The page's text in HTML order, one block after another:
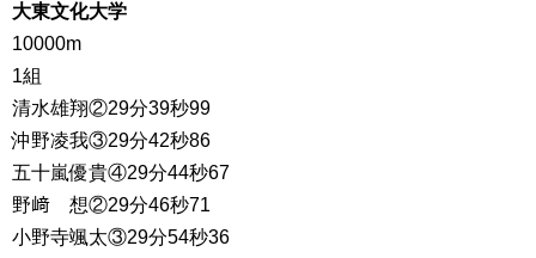
大東文化大学
10000m
1組
清水雄翔②29分39秒99
沖野凌我③29分42秒86
五十嵐優貴④29分44秒67
野﨑 想②29分46秒71
小野寺颯太③29分54秒36